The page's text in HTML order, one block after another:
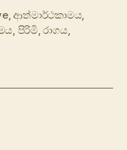
,ආත්මාර්ථකාමය
පිරිමි,රාගය